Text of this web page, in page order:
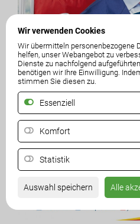
Wir verwenden Cookies
Wir übermitteln personenbezogene
helfen, unser Webangebot zu
Dienste zu nachfolgend
benötigen wir Ihre Einwilligung.
stimmen Sie diesen zu.
Essenziell
Komfort
Statistik
Auswahl speichern Alle